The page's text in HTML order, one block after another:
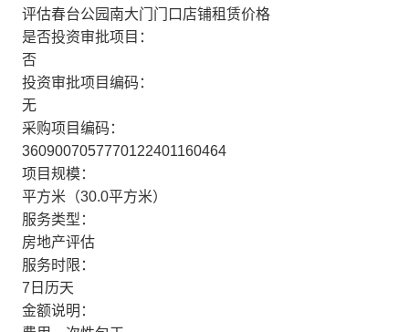
评估春台公园南大门门口店铺租赁价格
是否投资审批项目：
否
投资审批项目编码：
无
采购项目编码：
3609007057770122401160464
项目规模：
平方米（30.0平方米）
服务类型：
房地产评估
服务时限：
7日历天
金额说明：